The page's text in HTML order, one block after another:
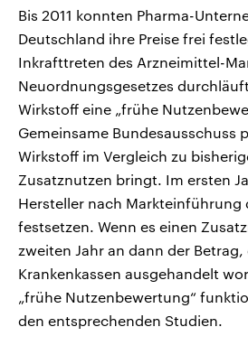
Bis 2011 konnten Pharma-
Deutschland ihre Preise frei
Inkrafttreten des Arzneimittel-
Neuordnungsgesetzes
Wirkstoff eine „frühe
Gemeinsame Bundesausschuss
Wirkstoff im Vergleich zu
Zusatznutzen bringt. Im ersten
Hersteller nach Markteinführung
festsetzen. Wenn es einen
zweiten Jahr an dann der
Krankenkassen ausgehandelt
„frühe Nutzenbewertung“
den entsprechenden Studien.